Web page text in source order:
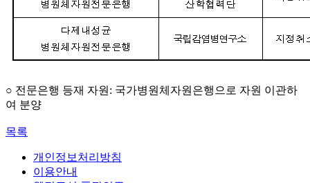
○ 전문은행 등재 자원: 국가병원체자원은행으로 자원 이관하
여 분양
목록
개인정보처리방침
이용안내